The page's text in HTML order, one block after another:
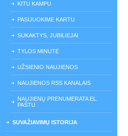
KITU KAMPU
PASIJUOKIME KARTU
SUKAKTYS, JUBILIEJAI
TYLOS MINUTĖ
UŽSIENIO NAUJIENOS
NAUJIENOS RSS KANALAIS
NAUJIENŲ PRENUMERATA EL.
PAŠTU
SUVAŽIAVIMŲ ISTORIJA